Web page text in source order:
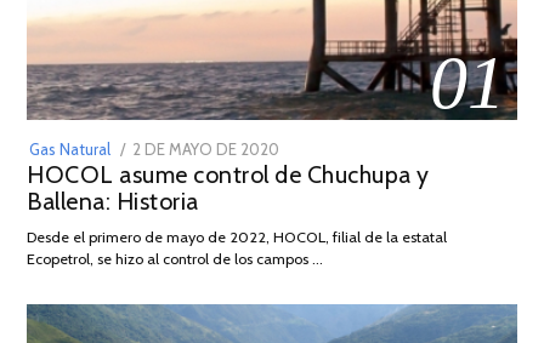
01
Gas Natural
POSTED
ON
2 DE MAYO DE 2020
DE
2026
HOCOL asume control de Chuchupa y
Ballena: Historia
Desde el primero de mayo de 2022, HOCOL, filial de la estatal
Ecopetrol, se hizo al control de los campos …